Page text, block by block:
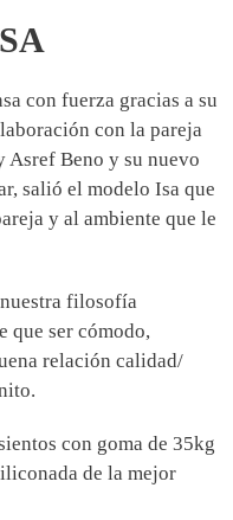
con fuerza gracias a su
con la pareja
Asref Beno y su nuevo
salió el modelo Isa que
y al ambiente que le
filosofía
que ser cómodo,
relación calidad/
con goma de 35kg
de la mejor